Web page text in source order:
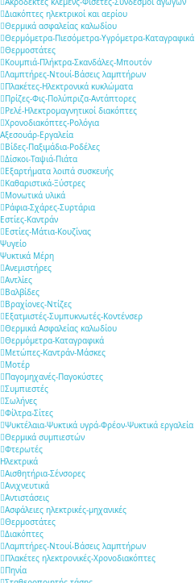
Διακόπτες ηλεκτρικοί και αερίου
Θερμικά ασφαλείας καλωδίου
Θερμόμετρα-Πιεσόμετρα-Υγρόμετρα-Καταγραφικά
Θερμοστάτες
Κουμπιά-Πλήκτρα-Σκανδάλες-Μπουτόν
Λαμπτήρες-Ντουί-Βάσεις λαμπτήρων
Πλακέτες-Ηλεκτρονικά κυκλώματα
Πρίζες-Φις-Πολύπριζα-Αντάπτορες
Ρελέ-Ηλεκτρομαγνητικοί διακόπτες
Χρονοδιακόπτες-Ρολόγια
Αξεσουάρ-Εργαλεία
Βίδες-Παξιμάδια-Ροδέλες
Δίσκοι-Ταψιά-Πιάτα
Εξαρτήματα λοιπά συσκευής
Καθαριστικά-Ξύστρες
Μονωτικά υλικά
Ράφια-Σχάρες-Συρτάρια
Εστίες-Καντράν
Εστίες-Μάτια-Κουζίνας
Ψυγείο
Ψυκτικά Μέρη
Ανεμιστήρες
Αντλίες
Βαλβίδες
Βραχίονες-Ντίζες
Εξατμιστές-Συμπυκνωτές-Κοντένσερ
Θερμικά Ασφαλείας καλωδίου
Θερμόμετρα-Καταγραφικά
Μετώπες-Καντράν-Μάσκες
Μοτέρ
Παγομηχανές-Παγοκύστες
Συμπιεστές
Σωλήνες
Φίλτρα-Σίτες
Ψυκτέλαια-Ψυκτικά υγρά-Φρέον-Ψυκτικά εργαλεία
Θερμικά συμπιεστών
Φτερωτές
Ηλεκτρικά
Αισθητήρια-Σένσορες
Aνιχνευτικά
Αντιστάσεις
Ασφάλειες ηλεκτρικές-μηχανικές
Θερμοστάτες
Διακόπτες
Λαμπτήρες-Ντουί-Βάσεις λαμπτήρων
Πλακέτες ηλεκτρονικές-Χρονοδιακόπτες
Πηνία